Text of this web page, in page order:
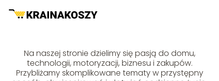
Na naszej stronie dzielimy się pasją do domu,
technologii, motoryzacji, biznesu i zakupów.
Przybliżamy skomplikowane tematy w przystępny